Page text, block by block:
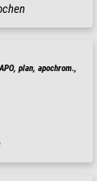
plan, apochrom.,